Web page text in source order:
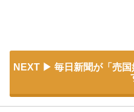
NEXT
毎日新聞が「売